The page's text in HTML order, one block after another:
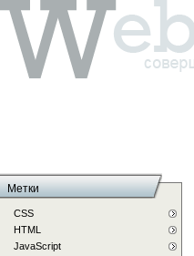
Метки
CSS
HTML
JavaScript